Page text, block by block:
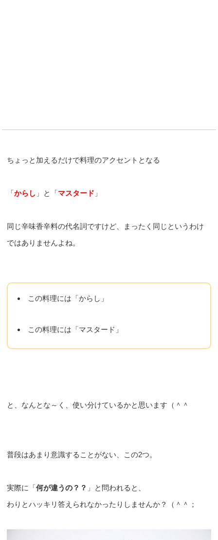
ちょっと加えるだけで料理のアクセントとなる
「からし 」と「マスタード 」
同じ辛味香辛料の代名詞ですけど、まったく同じというわけ
ではありませんよね。
この料理には「からし」
この料理には「マスタード」
と、なんとな～く、使い分けているかと思います（＾＾
普段はあまり意識することがない、この2つ。
実際に「何が違うの？？ 」と問われると、
わりとハッキリ答えられなかったりしませんか？（＾＾；